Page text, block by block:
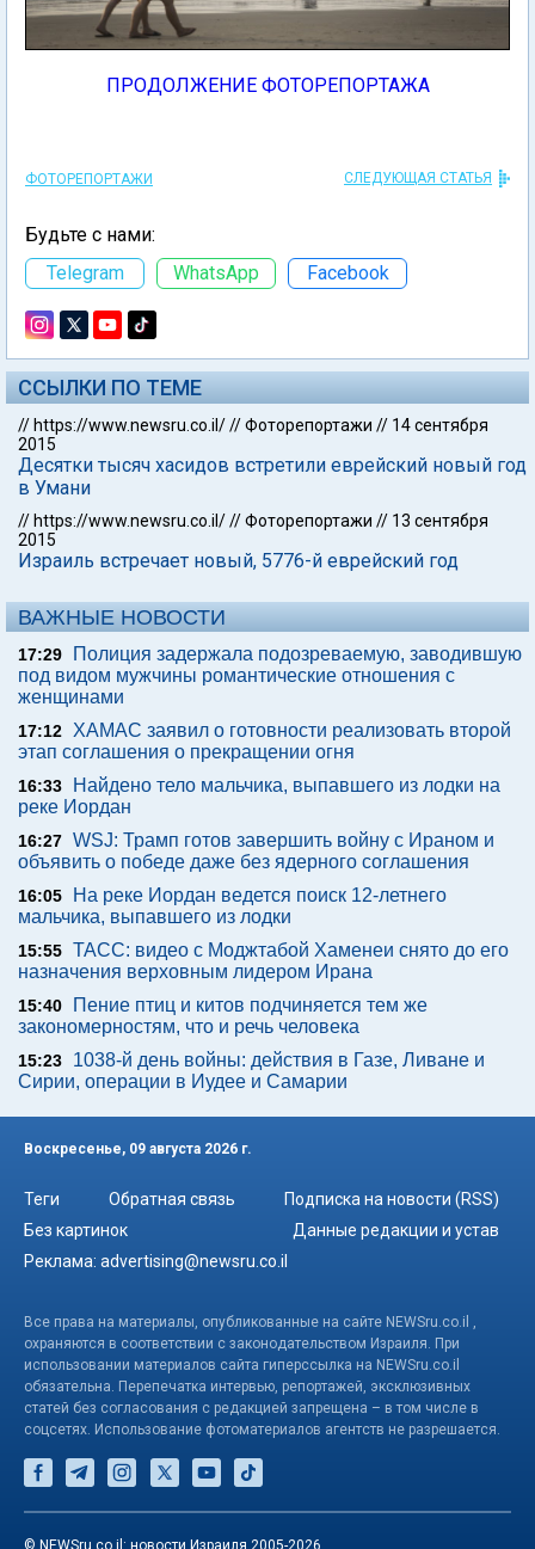
ПРОДОЛЖЕНИЕ ФОТОРЕПОРТАЖА
ФОТОРЕПОРТАЖИ СЛЕДУЮЩАЯ СТАТЬЯ
Будьте с нами:
Telegram
WhatsApp Facebook
ССЫЛКИ ПО ТЕМЕ
//https://www.newsru.co.il///Фоторепортажи // 14 сентября
2015
Десятки тысяч хасидов встретили еврейский новый год
в Умани
//https://www.newsru.co.il///Фоторепортажи // 13 сентября
2015
Израиль встречает новый, 5776-й еврейский год
ВАЖНЫЕ НОВОСТИ
17:29
Полиция задержала подозреваемую, заводившую
под видом мужчины романтические отношения с
женщинами
17:12
ХАМАС заявил о готовности реализовать второй
этап соглашения о прекращении огня
16:33
Найдено тело мальчика, выпавшего из лодки на
реке Иордан
16:27 WSJ: Трамп готов завершить войну с Ираном и
объявить о победе даже без ядерного соглашения
16:05
На реке Иордан ведется поиск 12-летнего
мальчика, выпавшего из лодки
15:55 ТАСС: видео с Моджтабой Хаменеи снято до его
назначения верховным лидером Ирана
15:40
Пение птиц и китов подчиняется тем же
закономерностям, что и речь человека
15:23
1038-й день войны: действия в Газе, Ливане и
Сирии, операции в Иудее и Самарии
Воскресенье, 09 августа 2026 г.
Теги Обратная связь
Подписка на новости (RSS)
Без картинок
Данные редакции и устав
Реклама: advertising@newsru.co.il
Все права на материалы, опубликованные на сайте NEWSru.co.il ,
охраняются в соответствии с законодательством Израиля. При
использовании материалов сайта гиперссылка на NEWSru.co.il
обязательна. Перепечатка интервью, репортажей, эксклюзивных
статей без согласования с редакцией запрещена – в том числе в
соцсетях. Использование фотоматериалов агентств не разрешается.
© NEWSru.co.il: новости Израиля 2005-2026